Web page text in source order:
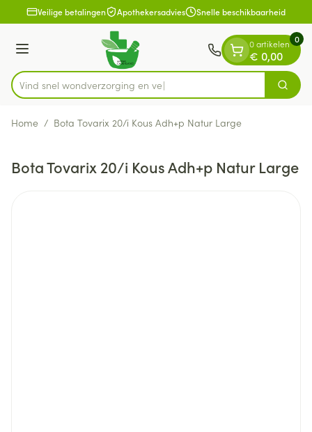
Ga naar de inhoud
1 van 1Veilige betalingen Apothekersadvies Snelle beschikbaarheid
Menu
Product, merk, categorie...
Vind snel wondverzorg Zoek
0 artikelen
€ 0,00
0
Home / Bota Tovarix 20/i Kous Adh+p Natur Large
Bota Tovarix 20/i Kous Adh+p Natur Large